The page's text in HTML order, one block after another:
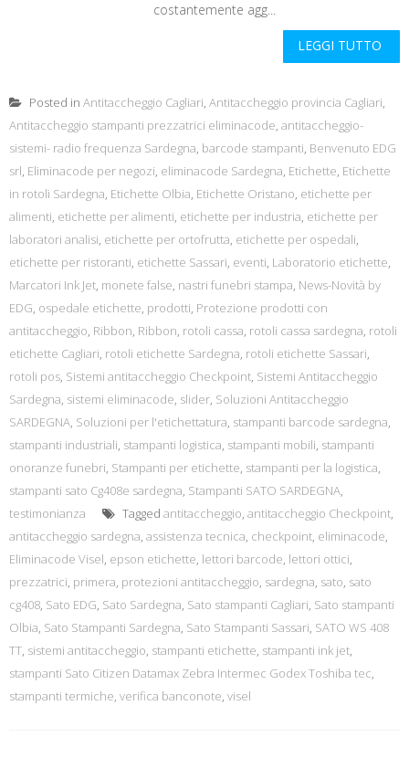
costantemente agg...
LEGGI TUTTO
Posted in Antitaccheggio Cagliari, Antitaccheggio provincia Cagliari,
Antitaccheggio stampanti prezzatrici eliminacode, antitaccheggio-
sistemi- radio frequenza Sardegna, barcode stampanti, Benvenuto EDG
srl, Eliminacode per negozi, eliminacode Sardegna, Etichette, Etichette
in rotoli Sardegna, Etichette Olbia, Etichette Oristano, etichette per
alimenti, etichette per alimenti, etichette per industria, etichette per
laboratori analisi, etichette per ortofrutta, etichette per ospedali,
etichette per ristoranti, etichette Sassari, eventi, Laboratorio etichette,
Marcatori Ink Jet, monete false, nastri funebri stampa, News-Novità by
EDG, ospedale etichette, prodotti, Protezione prodotti con
antitaccheggio, Ribbon, Ribbon, rotoli cassa, rotoli cassa sardegna, rotoli
etichette Cagliari, rotoli etichette Sardegna, rotoli etichette Sassari,
rotoli pos, Sistemi antitaccheggio Checkpoint, Sistemi Antitaccheggio
Sardegna, sistemi eliminacode, slider, Soluzioni Antitaccheggio
SARDEGNA, Soluzioni per l'etichettatura, stampanti barcode sardegna,
stampanti industriali, stampanti logistica, stampanti mobili, stampanti
onoranze funebri, Stampanti per etichette, stampanti per la logistica,
stampanti sato Cg408e sardegna, Stampanti SATO SARDEGNA,
testimonianza
Tagged antitaccheggio, antitaccheggio Checkpoint,
antitaccheggio sardegna, assistenza tecnica, checkpoint, eliminacode,
Eliminacode Visel, epson etichette, lettori barcode, lettori ottici,
prezzatrici, primera, protezioni antitaccheggio, sardegna, sato, sato
cg408, Sato EDG, Sato Sardegna, Sato stampanti Cagliari, Sato stampanti
Olbia, Sato Stampanti Sardegna, Sato Stampanti Sassari, SATO WS 408
TT, sistemi antitaccheggio, stampanti etichette, stampanti ink jet,
stampanti Sato Citizen Datamax Zebra Intermec Godex Toshiba tec,
stampanti termiche, verifica banconote, visel